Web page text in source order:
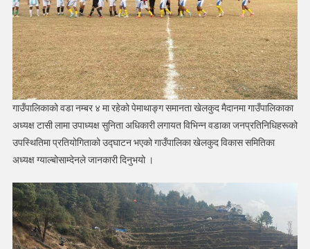
गाउँपालिकाको वडा नम्बर ४ मा रहेको पेमाथाङ्ग समानता खेलकुद मैदानमा गाउँपालिकाका
अध्यक्ष टासी लामा उपाध्यक्ष सुनिता अधिकारी लगायत विभिन्न वडाका जनप्रतिनिधिहरूको
उपस्थितिमा प्रतियोगिताको उद्घाटन भएको गाउँपालिका खेलकुद विकास समितिका
अध्यक्ष ग्याल्बोसाम्देनले जानकारी दिनुभयो ।